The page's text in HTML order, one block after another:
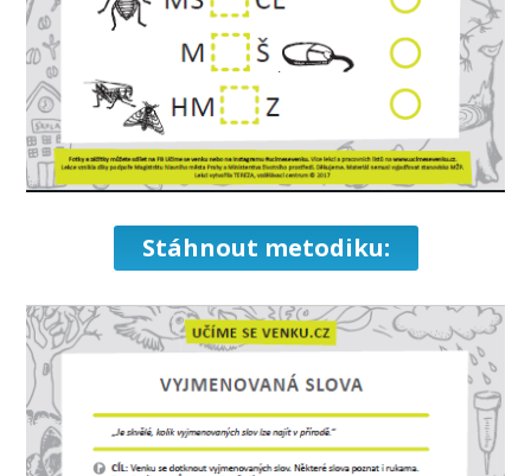
Stáhnout metodiku: